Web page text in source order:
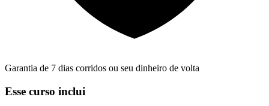
Garantia de 7 dias corridos ou seu dinheiro de volta
Esse curso inclui